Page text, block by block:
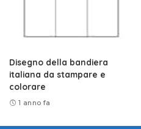
Disegno della bandiera
italiana da stampare e
colorare
1 anno fa